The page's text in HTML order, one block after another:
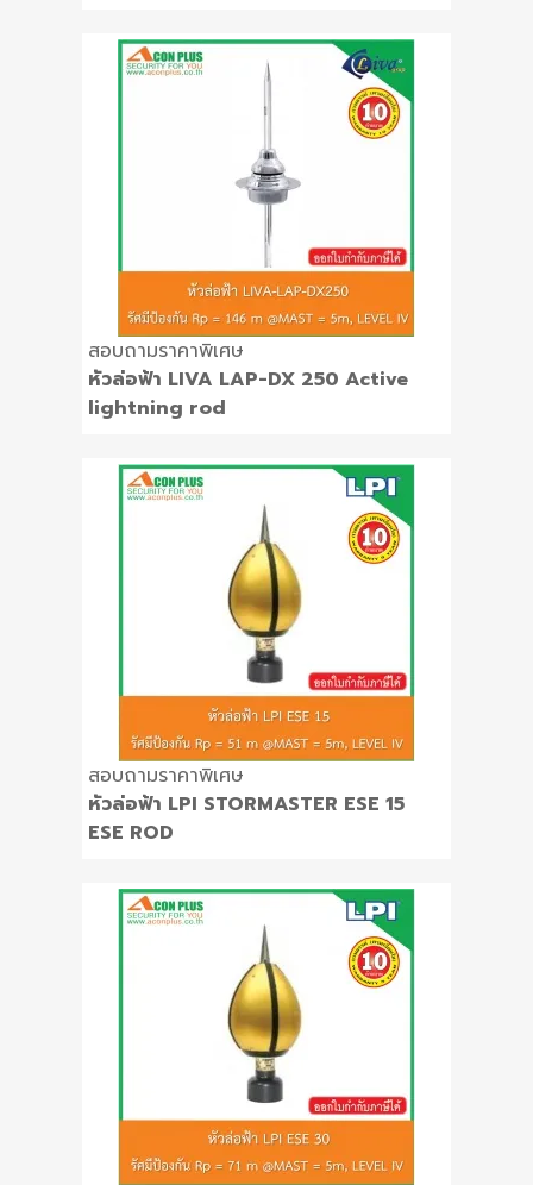
สอบถามราคาพิเศษ
หัวล่อฟ้า LIVA LAP-DX 250 Active
lightning rod
สอบถามราคาพิเศษ
หัวล่อฟ้า LPI STORMASTER ESE 15
ESE ROD